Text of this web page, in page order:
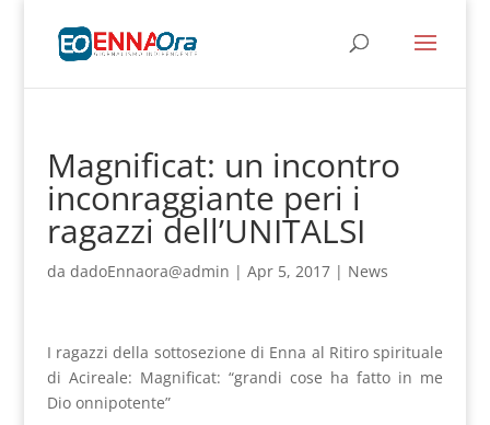
Magnificat: un incontro
inconraggiante peri i
ragazzi dell’UNITALSI
da dadoEnnaora@admin | Apr 5, 2017| News
I ragazzi della sottosezione di Enna al Ritiro spirituale
di Acireale: Magnificat: “grandi cose ha fatto in me
Dio onnipotente”